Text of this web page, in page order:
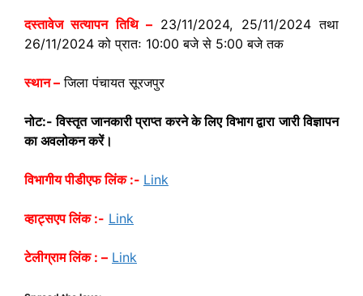
दस्तावेज सत्यापन तिथि – 23/11/2024, 25/11/2024 तथा
26/11/2024 को प्रातः 10:00 बजे से 5:00 बजे तक
स्थान – जिला पंचायत सूरजपुर
नोट:- विस्तृत जानकारी प्राप्त करने के लिए विभाग द्वारा जारी विज्ञापन
का अवलोकन करें।
विभागीय पीडीएफ लिंक :- Link
व्हाट्सएप लिंक :- Link
टेलीग्राम लिंक : – Link